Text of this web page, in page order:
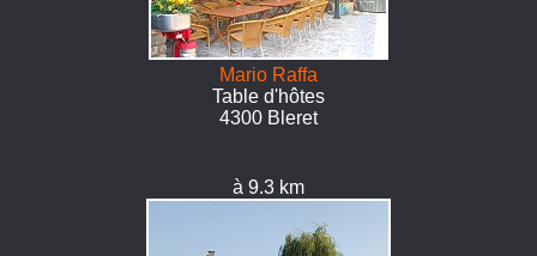
Mario Raffa
Table d'hôtes
4300 Bleret
à 9.3 km